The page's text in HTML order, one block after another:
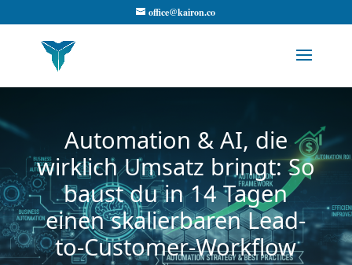
office@kairon.co
Automation & AI, die
wirklich Umsatz bringt: So
baust du in 14 Tagen
einen skalierbaren Lead-
to-Customer-Workflow